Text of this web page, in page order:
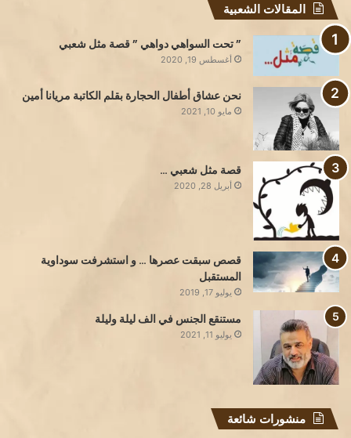
المقالات الشعبية
” تحت السواهي دواهي ” قصة مثل شعبي
أغسطس 19, 2020
نحن عشاق أطفال الحجارة بقلم الكاتبة مريانا أمين
مايو 10, 2021
قصة مثل شعبي …
أبريل 28, 2020
قصص سبقت عصرها … و استشرفت سوداوية
المستقبل
يوليو 17, 2019
مستنقع الجنس في الف ليلة وليلة
يوليو 11, 2021
منشورات شائعة